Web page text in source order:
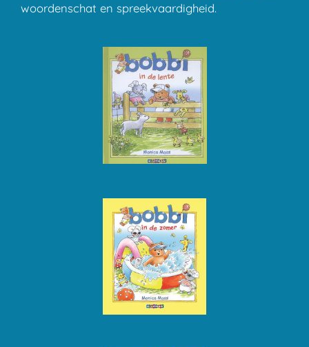
woordenschat en spreekvaardigheid.